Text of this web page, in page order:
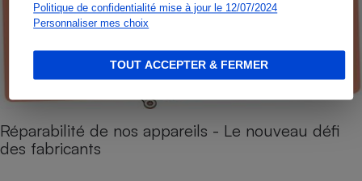
Politique de confidentialité mise à jour le 12/07/2024
Personnaliser mes choix
TOUT ACCEPTER & FERMER
Réparabilité de nos appareils - Le nouveau défi
des fabricants